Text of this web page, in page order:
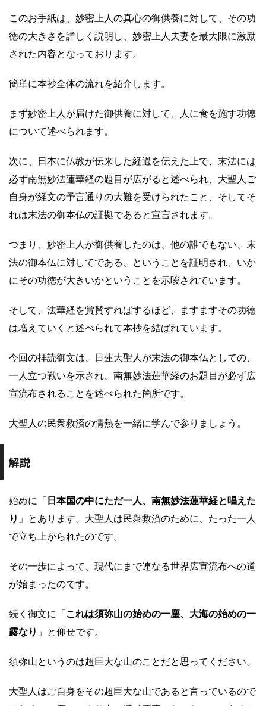
このお手紙は、妙密上人の真心の御供養に対して、その功
徳の大きさを詳しく説明し、妙密上人夫妻を最大限に激励
された内容となっております。
簡単に本抄全体の流れを紹介します。
まず妙密上人が届けた御供養に対して、人に食を施す功徳
について述べられます。
次に、日本に仏教が伝来した経過を伝えた上で、末法には
必ず南無妙法蓮華経の題目が広がると述べられ、大聖人ご
自身が経文の予言通りの大難を受けられたこと、そしてそ
れは末法の御本仏の証拠であると宣言されます。
つまり、妙密上人が御供養したのは、他の誰でもない、末
法の御本仏に対してである、ということを証明され、いか
にその功徳が大きいかということを示唆されています。
そして、法華経を賞賛すればするほど、ますますその功徳
は増えていくと述べられて本抄を結ばれています。
今回の拝読御文は、日蓮大聖人が末法の御本仏としての、
一人立つ戦いを示され、南無妙法蓮華経のお題目が必ず広
宣流布されることを述べられた箇所です。
大聖人の民衆救済の情熱を一緒に学んで参りましょう。
解説
始めに「 日本国の中にただ一人、南無妙法蓮華経と唱えた
り 」とあります。大聖人は民衆救済のために、たった一人
で立ち上がられたのです。
その一歩によって、現代にまで連なる世界広宣流布への道
が始まったのです。
続く御文に「これは須弥山の始めの一塵、大海の始めの一
露なり 」と仰せです。
須弥山というのは超巨大な山のことだと思ってください。
大聖人はご自身をその超巨大な山であると言っているので